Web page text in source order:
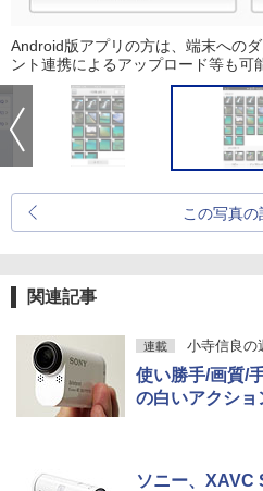
Android版アプリの方は、端末への
ント連携によるアップロード等も可
この写真の
関連記事
連載 小寺信良の
使い勝手/画質/
の白いアクショ
ソニー、XAVC